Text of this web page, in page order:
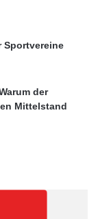
Sportvereine
der
Mittelstand